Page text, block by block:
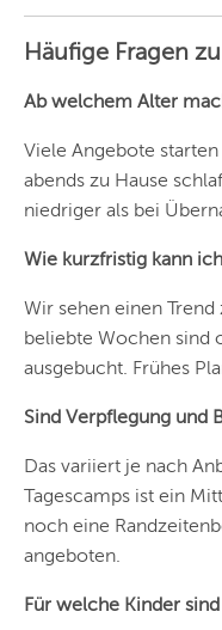
Häufige Fragen
Ab welchem Alter
Viele Angebote
abends zu Hause
niedriger als bei
Wie kurzfristig kann
Wir sehen einen
beliebte Wochen sind
ausgebucht. Frühes
Sind Verpflegung und
Das variiert je nach
Tagescamps ist ein
noch eine
angeboten.
Für welche Kinder